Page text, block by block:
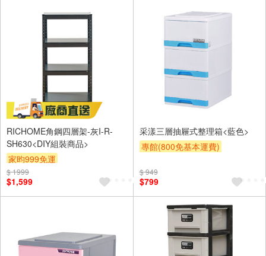
RICHOME角鋼四層架-灰I-R-
SH630<DIY組裝商品>
家昀999免運
$ 1999
$1,599
采漾三層抽屜式整理箱<藍色>
專館(800免基本運費)
$ 949
$799